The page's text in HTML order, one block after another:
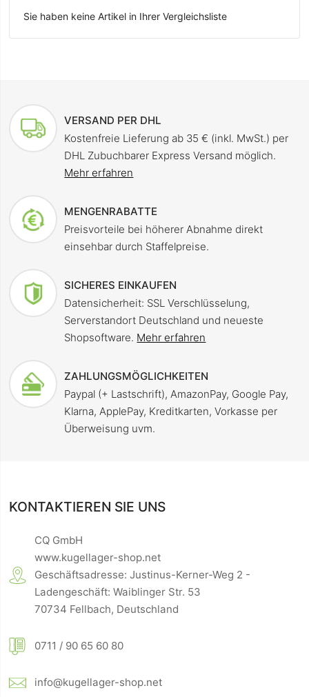
Sie haben keine Artikel in Ihrer Vergleichsliste
VERSAND PER DHL
Kostenfreie Lieferung ab 35 € (inkl. MwSt.) per
DHL Zubuchbarer Express Versand möglich.
Mehr erfahren
MENGENRABATTE
Preisvorteile bei höherer Abnahme direkt
einsehbar durch Staffelpreise.
SICHERES EINKAUFEN
Datensicherheit: SSL Verschlüsselung,
Serverstandort Deutschland und neueste
Shopsoftware. Mehr erfahren
ZAHLUNGSMÖGLICHKEITEN
Paypal (+ Lastschrift), AmazonPay, Google Pay,
Klarna, ApplePay, Kreditkarten, Vorkasse per
Überweisung uvm.
KONTAKTIEREN SIE UNS
CQ GmbH
www.kugellager-shop.net
Geschäftsadresse: Justinus-Kerner-Weg 2 -
Ladengeschäft: Waiblinger Str. 53
70734 Fellbach, Deutschland
0711 / 90 65 60 80
info@kugellager-shop.net